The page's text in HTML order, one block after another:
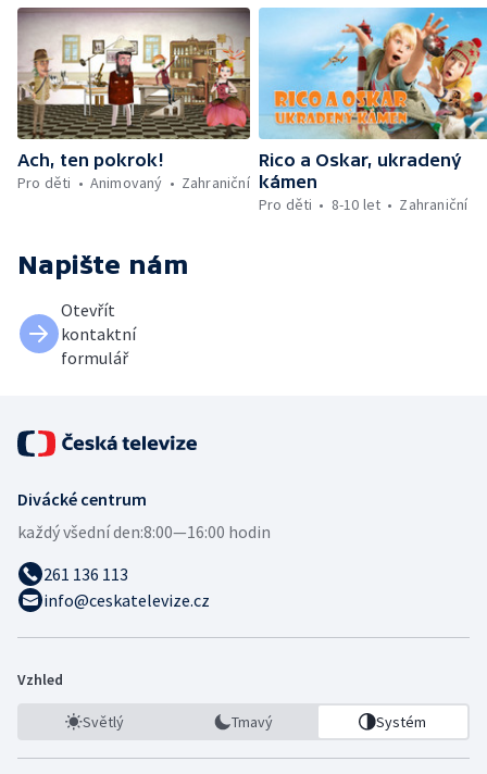
Ach, ten pokrok!
Pro děti
Animovaný Zahraniční
Rico a Oskar, ukradený
kámen
Pro děti
8-10 let Zahraniční
Napište nám
Otevřít
kontaktní
formulář
Divácké centrum
každý všední den:8:00—16:00 hodin
261 136 113
info@ceskatelevize.cz
Vzhled
Světlý Tmavý Systém